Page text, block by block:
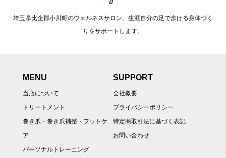
埼玉県比企郡小川町のウェルネスサロン。生涯自分の足で歩ける身体づく
りをサポートします。
MENU
当店について
トリートメント
巻き爪・巻き爪補整・フットケ
ア
パーソナルトレーニング
SUPPORT
会社概要
プライバシーポリシー
特定商取引法に基づく表記
お問い合わせ